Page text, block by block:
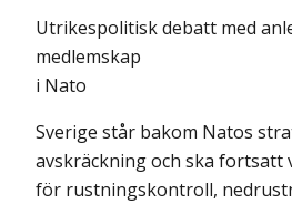
Utrikespolitisk debatt med
medlemskap
i Nato
Sverige står bakom Natos
avskräckning och ska fortsatt
för rustningskontroll,